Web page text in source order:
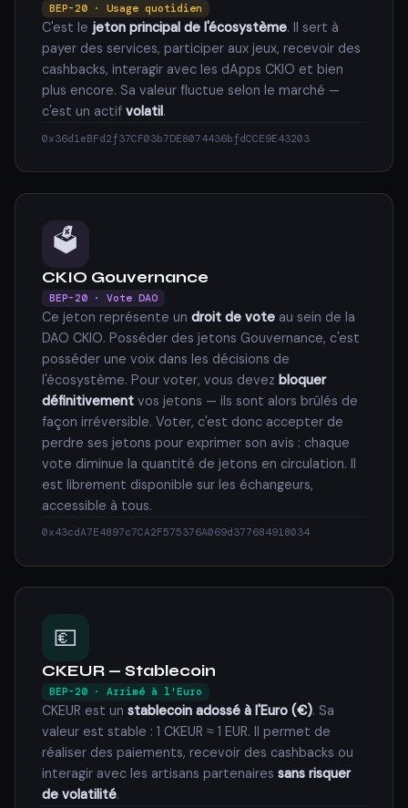
BEP-20 · Usage quotidien
C'est le jeton principal de l'écosystème. Il sert à
payer des services, participer aux jeux, recevoir des
cashbacks, interagir avec les dApps CKIO et bien
plus encore. Sa valeur fluctue selon le marché —
c'est un actif volatil.
0x36d1eBFd2f37CF03b7DE8074436bfdCCE9E43203
🗳️
CKIO Gouvernance
BEP-20 · Vote DAO
Ce jeton représente un droit de voteau sein de la
DAO CKIO. Posséder des jetons Gouvernance, c'est
posséder une voix dans les décisions de
l'écosystème. Pour voter, vous devez bloquer
définitivementvos jetons — ils sont alors brûlés de
façon irréversible. Voter, c'est donc accepter de
perdre ses jetons pour exprimer son avis : chaque
vote diminue la quantité de jetons en circulation. Il
est librement disponible sur les échangeurs,
accessible à tous.
0x43cdA7E4897c7CA2F575376A069d377684918034
💶
CKEUR — Stablecoin
BEP-20 · Arrimé à l'Euro
CKEUR est un stablecoin adossé à l'Euro (€). Sa
valeur est stable : 1 CKEUR ≈ 1 EUR. Il permet de
réaliser des paiements, recevoir des cashbacks ou
interagir avec les artisans partenaires sans risquer
de volatilité.